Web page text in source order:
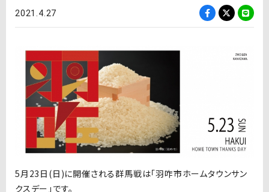
2021.4.27
5月23日(日)に開催される群馬戦は「羽咋市ホームタウンサン
クスデー」です。